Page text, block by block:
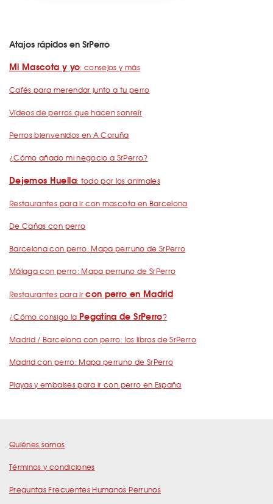
Atajos rápidos en SrPerro
Mi Mascota y yo: consejos y más
Cafés para merendar junto a tu perro
Vídeos de perros que hacen sonreír
Perros bienvenidos en A Coruña
¿Cómo añado mi negocio a SrPerro?
Dejemos Huella: todo por los animales
Restaurantes para ir con mascota en Barcelona
De Cañas con perro
Barcelona con perro: Mapa perruno de SrPerro
Málaga con perro: Mapa perruno de SrPerro
Restaurantes para ircon perro en Madrid
¿Cómo consigo la Pegatina de SrPerro?
Madrid / Barcelona con perro: los libros de SrPerro
Madrid con perro: Mapa perruno de SrPerro
Playas y embalses para ir con perro en España
Quiénes somos
Términos y condiciones
Preguntas Frecuentes Humanos Perrunos